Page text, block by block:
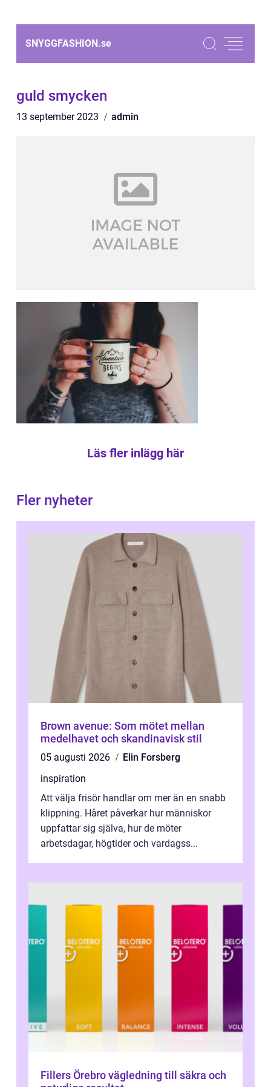
SNYGGFASHION.se
guld smycken
13 september 2023 admin
Läs fler inlägg här
Fler nyheter
Brown avenue: Som mötet mellan
medelhavet och skandinavisk stil
05 augusti 2026
Elin Forsberg
inspiration
Att välja frisör handlar om mer än en snabb
klippning. Håret påverkar hur människor
uppfattar sig själva, hur de möter
arbetsdagar, högtider och vardagss...
Fillers Örebro vägledning till säkra och